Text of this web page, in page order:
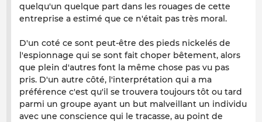
quelqu'un quelque part dans les rouages de cette
entreprise a estimé que ce n'était pas très moral.
D'un coté ce sont peut-être des pieds nickelés de
l'espionnage qui se sont fait choper bêtement, alors
que plein d'autres font la même chose pas vu pas
pris. D'un autre côté, l'interprétation qui a ma
préférence c'est qu'il se trouvera toujours tôt ou tard
parmi un groupe ayant un but malveillant un individu
avec une conscience qui le tracasse, au point de